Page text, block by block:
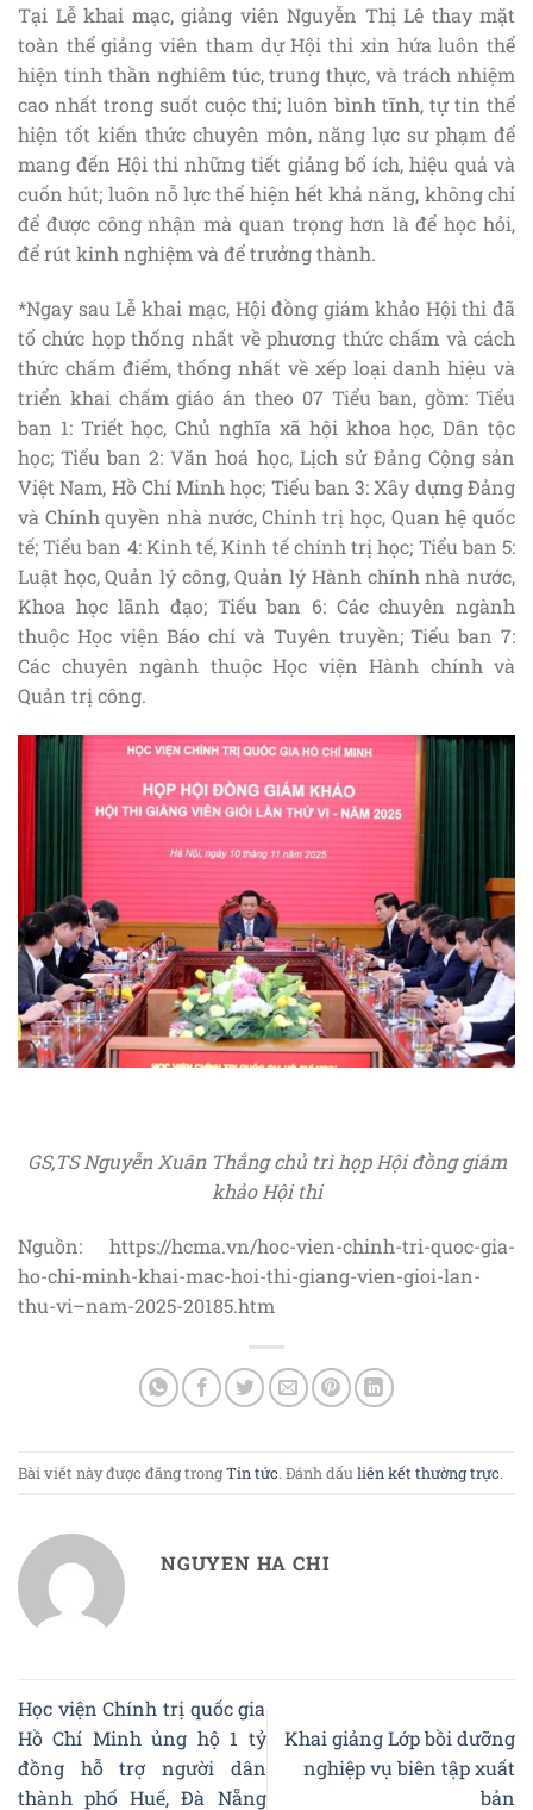
Tại Lễ khai mạc, giảng viên Nguyễn Thị Lê thay mặt
toàn thể giảng viên tham dự Hội thi xin hứa luôn thể
hiện tinh thần nghiêm túc, trung thực, và trách nhiệm
cao nhất trong suốt cuộc thi; luôn bình tĩnh, tự tin thể
hiện tốt kiến thức chuyên môn, năng lực sư phạm để
mang đến Hội thi những tiết giảng bổ ích, hiệu quả và
cuốn hút; luôn nỗ lực thể hiện hết khả năng, không chỉ
để được công nhận mà quan trọng hơn là để học hỏi,
để rút kinh nghiệm và để trưởng thành.
*Ngay sau Lễ khai mạc, Hội đồng giám khảo Hội thi đã
tổ chức họp thống nhất về phương thức chấm và cách
thức chấm điểm, thống nhất về xếp loại danh hiệu và
triển khai chấm giáo án theo 07 Tiểu ban, gồm: Tiểu
ban 1: Triết học, Chủ nghĩa xã hội khoa học, Dân tộc
học; Tiểu ban 2: Văn hoá học, Lịch sử Đảng Cộng sản
Việt Nam, Hồ Chí Minh học; Tiểu ban 3: Xây dựng Đảng
và Chính quyền nhà nước, Chính trị học, Quan hệ quốc
tế; Tiểu ban 4: Kinh tế, Kinh tế chính trị học; Tiểu ban 5:
Luật học, Quản lý công, Quản lý Hành chính nhà nước,
Khoa học lãnh đạo; Tiểu ban 6: Các chuyên ngành
thuộc Học viện Báo chí và Tuyên truyền; Tiểu ban 7:
Các chuyên ngành thuộc Học viện Hành chính và
Quản trị công.
GS,TS Nguyễn Xuân Thắng chủ trì họp Hội đồng giám
khảo Hội thi
Nguồn: https://hcma.vn/hoc-vien-chinh-tri-quoc-gia-
ho-chi-minh-khai-mac-hoi-thi-giang-vien-gioi-lan-
thu-vi–nam-2025-20185.htm
Bài viết này được đăng trongTin tức. Đánh dấu liên kết thường trực.
NGUYEN HA CHI
Học viện Chính trị quốc gia
Hồ Chí Minh ủng hộ 1 tỷ
đồng hỗ trợ người dân
thành phố Huế, Đà Nẵng
Khai giảng Lớp bồi dưỡng
nghiệp vụ biên tập xuất
bản